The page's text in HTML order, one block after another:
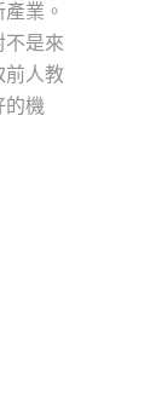
業。
不是來
前人教
的機